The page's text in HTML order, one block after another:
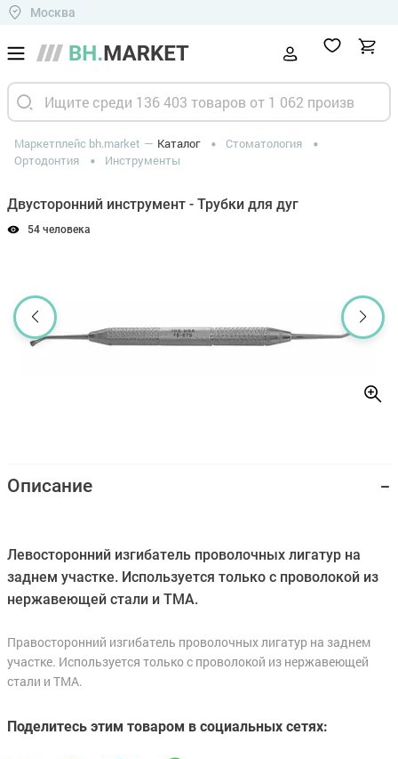
Москва
Маркетплейс bh.market Каталог
Стоматология
Ортодонтия
Инструменты
Двусторонний инструмент - Трубки для дуг
54 человека
Описание
Левосторонний изгибатель проволочных лигатур на
заднем участке. Используется только с проволокой из
нержавеющей стали и TMA.
Правосторонний изгибатель проволочных лигатур на заднем
участке. Используется только с проволокой из нержавеющей
стали и TMA.
Поделитесь этим товаром в социальных сетях: